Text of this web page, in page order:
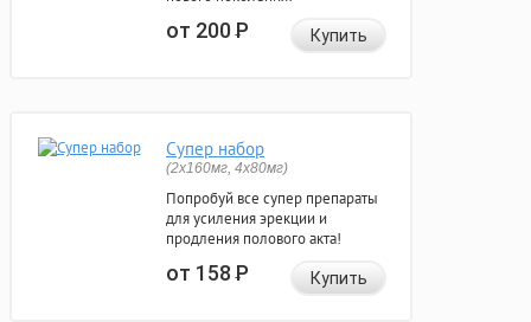
от 200Р Купить
Супер набор
(2х160мг, 4х80мг)
Попробуй все супер препараты
для усиления эрекции и
продления полового акта!
от 158Р Купить